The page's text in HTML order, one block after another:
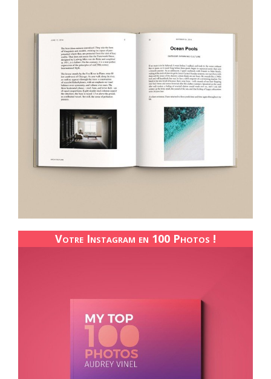
Votre Instagram en 100 Photos !